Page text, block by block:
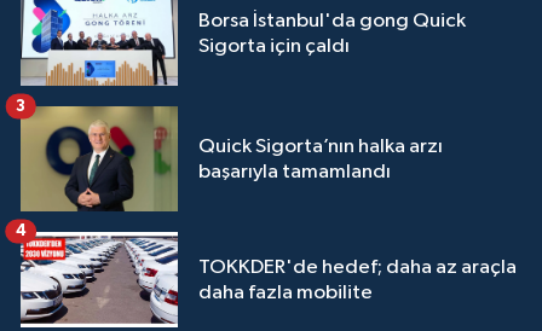
Borsa İstanbul'da gong Quick
Sigorta için çaldı
Quick Sigorta’nın halka arzı
başarıyla tamamlandı
3
TOKKDER'de hedef; daha az araçla
daha fazla mobilite
4